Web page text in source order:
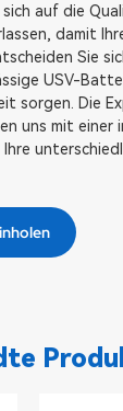
sich auf die
damit
Sie
USV-
sorgen. Die
uns mit einer